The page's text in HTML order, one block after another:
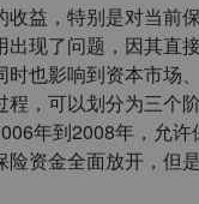
益，特别是对当前
现了问题，因其直
也影响到资本市场、
，可以划分为三个
年到2008年，允
资金全面放开，但